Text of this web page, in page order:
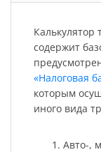
Калькулятор
содержит
«Налоговая
которым
иного вида
Авто-,